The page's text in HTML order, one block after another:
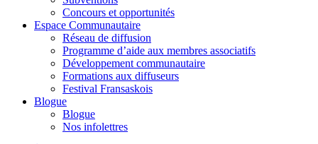
Concours et opportunités
Espace Communautaire
Réseau de diffusion
Programme d’aide aux membres associatifs
Développement communautaire
Formations aux diffuseurs
Festival Fransaskois
Blogue
Blogue
Nos infolettres